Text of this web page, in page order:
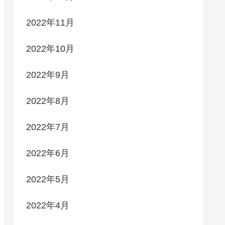
2022年11月
2022年10月
2022年9月
2022年8月
2022年7月
2022年6月
2022年5月
2022年4月